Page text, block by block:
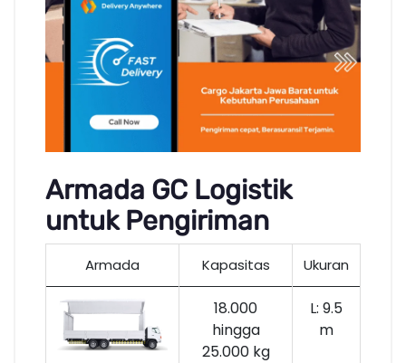
Armada GC Logistik
untuk Pengiriman
Armada Kapasitas Ukuran
18.000
hingga
25.000 kg
L: 9.5
m